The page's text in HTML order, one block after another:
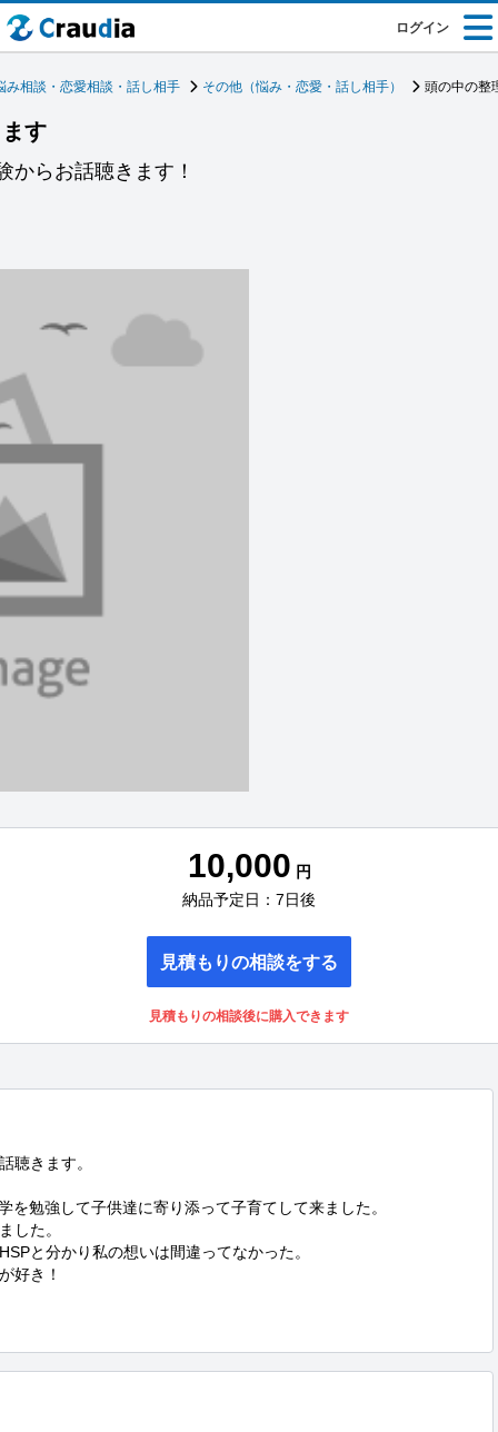
ログイン
み相談・恋愛相談・話し相手 その他（悩み・恋愛・話し相手） 頭の中の整
す
からお話聴きます！
10,000 円
納品予定日：7日後
見積もりの相談をする
見積もりの相談後に購入できます
聴きます。
を勉強して子供達に寄り添って子育てして来ました。
した。
と分かり私の想いは間違ってなかった。
好き！